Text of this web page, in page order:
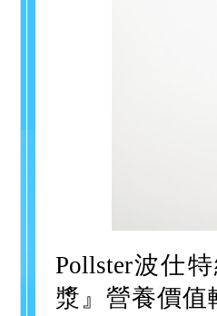
Pollster波仕
漿』營養價